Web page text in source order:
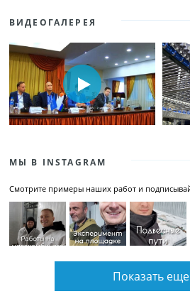
ВИДЕОГАЛЕРЕЯ
МЫ В INSTAGRAM
Смотрите примеры наших работ и
Показать